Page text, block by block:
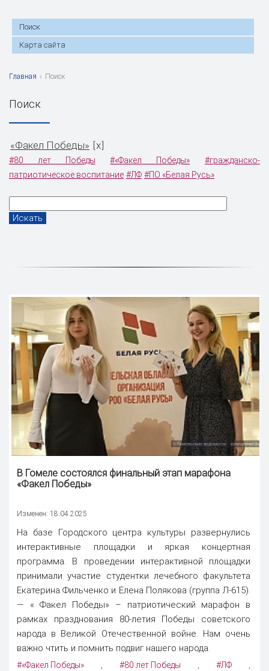
Поиск
Карта сайта
Главная › Поиск
Поиск
«Факел Победы» x
#80 лет Победы #«Факел Победы»
#гражданско-
патриотическое воспитание #ЛФ #ПО «Белая Русь»
В Гомеле состоялся финальный этап марафона
«Факел Победы»
Изменен: 18.04.2025
На базе Городского центра культуры развернулись
интерактивные площадки и яркая концертная
программа. В проведении интерактивной площадки
принимали участие студентки лечебного факультета
Екатерина Фильченко и Елена Полякова (группа Л-615).
— « Факел Победы» – патриотический марафон в
рамках празднования 80-летия Победы советского
народа в Великой Отечественной войне. Нам очень
важно чтить и помнить подвиг нашего народа.
#«Факел Победы» , #80 лет Победы , #ЛФ ,